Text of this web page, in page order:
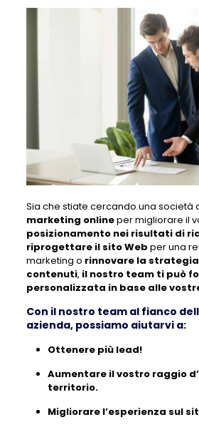
Sia che stiate cercando una società
marketing onlineper migliorare il
posizionamento nei risultati di
riprogettare il sito Web per una
marketing o rinnovare la
contenuti, il nostro team ti può
personalizzata in base alle
Con il nostro team al fianco
azienda, possiamo aiutarvi a:
Ottenere più lead!
Aumentare il vostro raggio
territorio.
Migliorare l’esperienza sul